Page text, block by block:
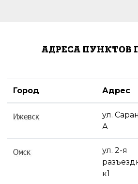
АДРЕСА ПУНКТОВ
Город Адрес
ул.
А
ул. 2-я
к1